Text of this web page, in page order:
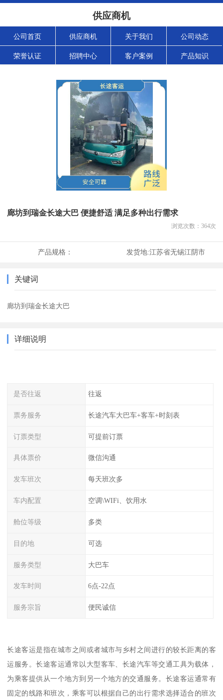
供应商机
公司首页 供应商机 关于我们 公司动态
荣誉认证 招聘中心 客户案例 产品知识
廊坊到瑞金长途大巴 便捷舒适 满足多种出行需求
浏览次数： 364次
产品规格： 发货地:江苏省无锡江阴市
关键词
廊坊到瑞金长途大巴
详细说明
是否往返 往返
票务服务 长途汽车大巴车+客车+时刻表
订票类型 可提前订票
具体票价 微信沟通
发车班次 每天班次多
车内配置 空调\WIFi、饮用水
舱位等级 多类
目的地 可选
服务类型 大巴车
发车时间 6点-22点
服务宗旨 便民诚信
长途客运是指在城市之间或者城市与乡村之间进行的较长距离的客
运服务。长途客运通常以大型客车、长途汽车等交通工具为载体，
为乘客提供从一个地方到另一个地方的交通服务。长途客运通常有
固定的线路和班次，乘客可以根据自己的出行需求选择适合的班次